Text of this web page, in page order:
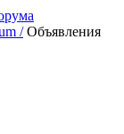
/ Объявления